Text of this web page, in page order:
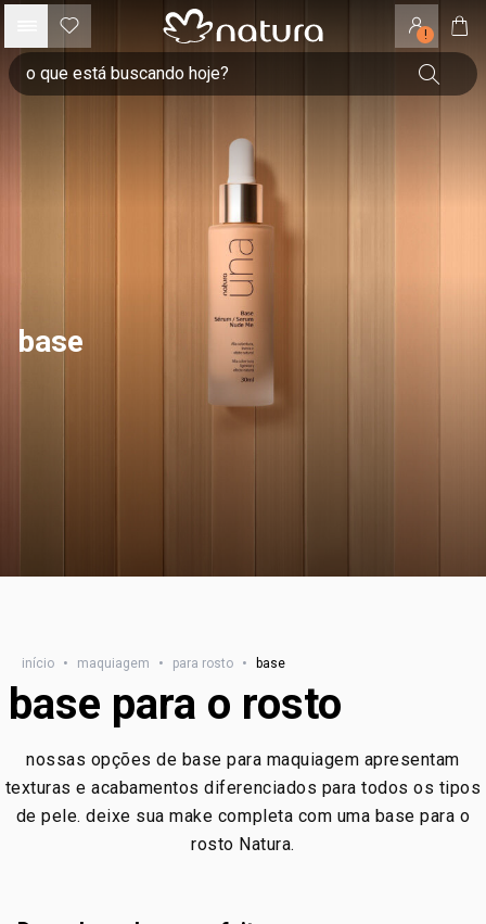
!
base
início • maquiagem • para rosto • base
base para o rosto
nossas opções de base para maquiagem apresentam
texturas e acabamentos diferenciados para todos os tipos
de pele. deixe sua make completa com uma base para o
rosto Natura.